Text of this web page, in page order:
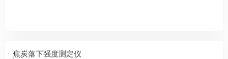
焦炭落下强度测定仪